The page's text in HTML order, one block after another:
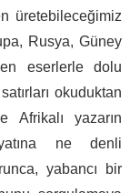
üretebileceğimiz
Rusya, Güney
eserlerle dolu
okuduktan
Afrikalı yazarın
ne denli
yabancı bir